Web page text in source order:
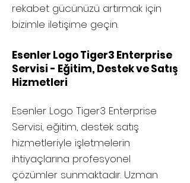
rekabet gücünüzü artırmak için
bizimle iletişime geçin.
Esenler Logo Tiger3 Enterprise
Servisi - Eğitim, Destek ve Satış
Hizmetleri
Esenler Logo Tiger3 Enterprise
Servisi, eğitim, destek satış
hizmetleriyle işletmelerin
ihtiyaçlarına profesyonel
çözümler sunmaktadır. Uzman